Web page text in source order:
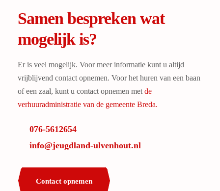
Samen bespreken wat
mogelijk is?
Er is veel mogelijk. Voor meer informatie kunt u altijd
vrijblijvend contact opnemen. Voor het huren van een baan
of een zaal, kunt u contact opnemen met de
verhuuradministratie van de gemeente Breda.
076-5612654
info@jeugdland-ulvenhout.nl
Contact opnemen